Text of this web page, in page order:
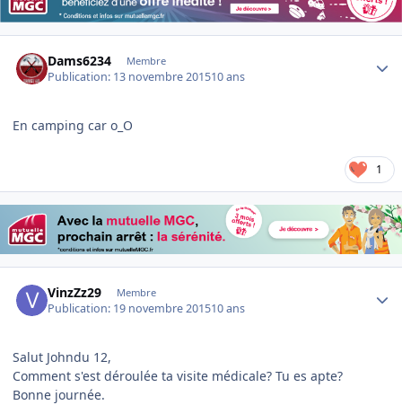
Dams6234 Membre
Publication: 13 novembre 201510 ans
En camping car o_O
1
VinzZz29 Membre
Publication: 19 novembre 201510 ans
Salut Johndu 12,
Comment s'est déroulée ta visite médicale? Tu es apte?
Bonne journée.